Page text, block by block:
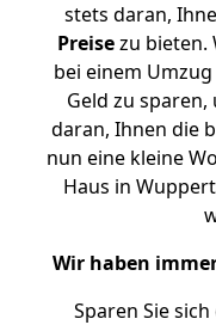
stets daran,
Preisezu bieten.
bei einem
Geld zu
daran, Ihnen die
nun eine kleine
Haus in
Wir haben
Sparen Sie